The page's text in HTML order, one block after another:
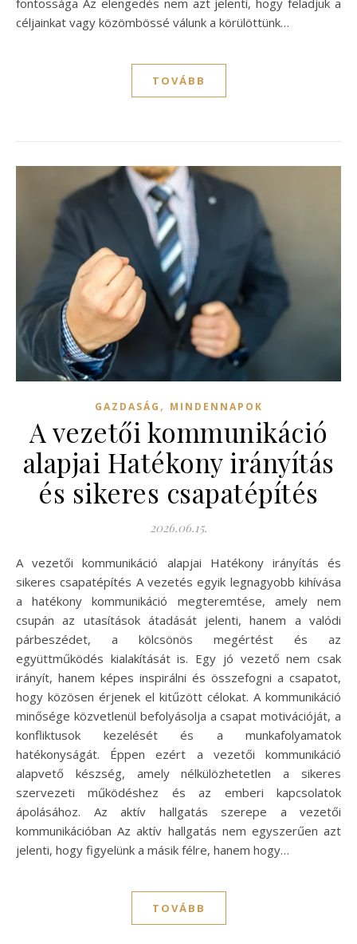
fontossága Az elengedés nem azt jelenti, hogy feladjuk a
céljainkat vagy közömbössé válunk a körülöttünk…
TOVÁBB
GAZDASÁG , MINDENNAPOK
A vezetői kommunikáció
alapjai Hatékony irányítás
és sikeres csapatépítés
2026.06.15.
A vezetői kommunikáció alapjai Hatékony irányítás és
sikeres csapatépítés A vezetés egyik legnagyobb kihívása
a hatékony kommunikáció megteremtése, amely nem
csupán az utasítások átadását jelenti, hanem a valódi
párbeszédet, a kölcsönös megértést és az
együttműködés kialakítását is. Egy jó vezető nem csak
irányít, hanem képes inspirálni és összefogni a csapatot,
hogy közösen érjenek el kitűzött célokat. A kommunikáció
minősége közvetlenül befolyásolja a csapat motivációját, a
konfliktusok kezelését és a munkafolyamatok
hatékonyságát. Éppen ezért a vezetői kommunikáció
alapvető készség, amely nélkülözhetetlen a sikeres
szervezeti működéshez és az emberi kapcsolatok
ápolásához. Az aktív hallgatás szerepe a vezetői
kommunikációban Az aktív hallgatás nem egyszerűen azt
jelenti, hogy figyelünk a másik félre, hanem hogy…
TOVÁBB